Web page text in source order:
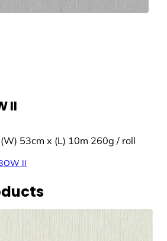
II
53cm x (L) 10m 260g / roll
II